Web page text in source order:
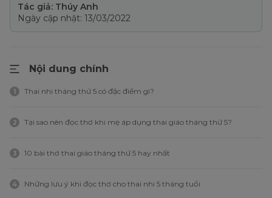
Tác giả: Thúy Anh
Ngày cập nhật: 13/03/2022
Nội dung chính
1 Thai nhi tháng thứ 5 có đặc điểm gì?
2 Tại sao nên đọc thơ khi mẹ áp dụng thai giáo tháng thứ 5?
3 10 bài thơ thai giáo tháng thứ 5 hay nhất
4 Những lưu ý khi đọc thơ cho thai nhi 5 tháng tuổi